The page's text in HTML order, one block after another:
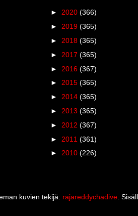
► 2020 (366)
► 2019 (365)
► 2018 (365)
► 2017 (365)
► 2016 (367)
► 2015 (365)
► 2014 (365)
► 2013 (365)
► 2012 (367)
► 2011 (361)
► 2010 (226)
kuvien tekijä: rajareddychadive.